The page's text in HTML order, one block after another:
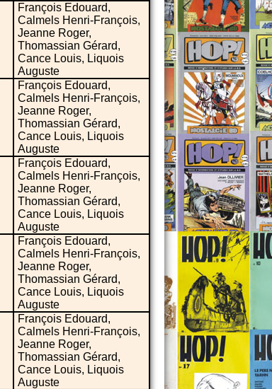
François Edouard,
Calmels Henri-François,
Jeanne Roger,
Thomassian Gérard,
Cance Louis, Liquois
Auguste
François Edouard,
Calmels Henri-François,
Jeanne Roger,
Thomassian Gérard,
Cance Louis, Liquois
Auguste
François Edouard,
Calmels Henri-François,
Jeanne Roger,
Thomassian Gérard,
Cance Louis, Liquois
Auguste
François Edouard,
Calmels Henri-François,
Jeanne Roger,
Thomassian Gérard,
Cance Louis, Liquois
Auguste
François Edouard,
Calmels Henri-François,
Jeanne Roger,
Thomassian Gérard,
Cance Louis, Liquois
Auguste